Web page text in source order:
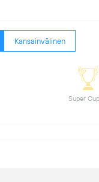
Kansainvälinen